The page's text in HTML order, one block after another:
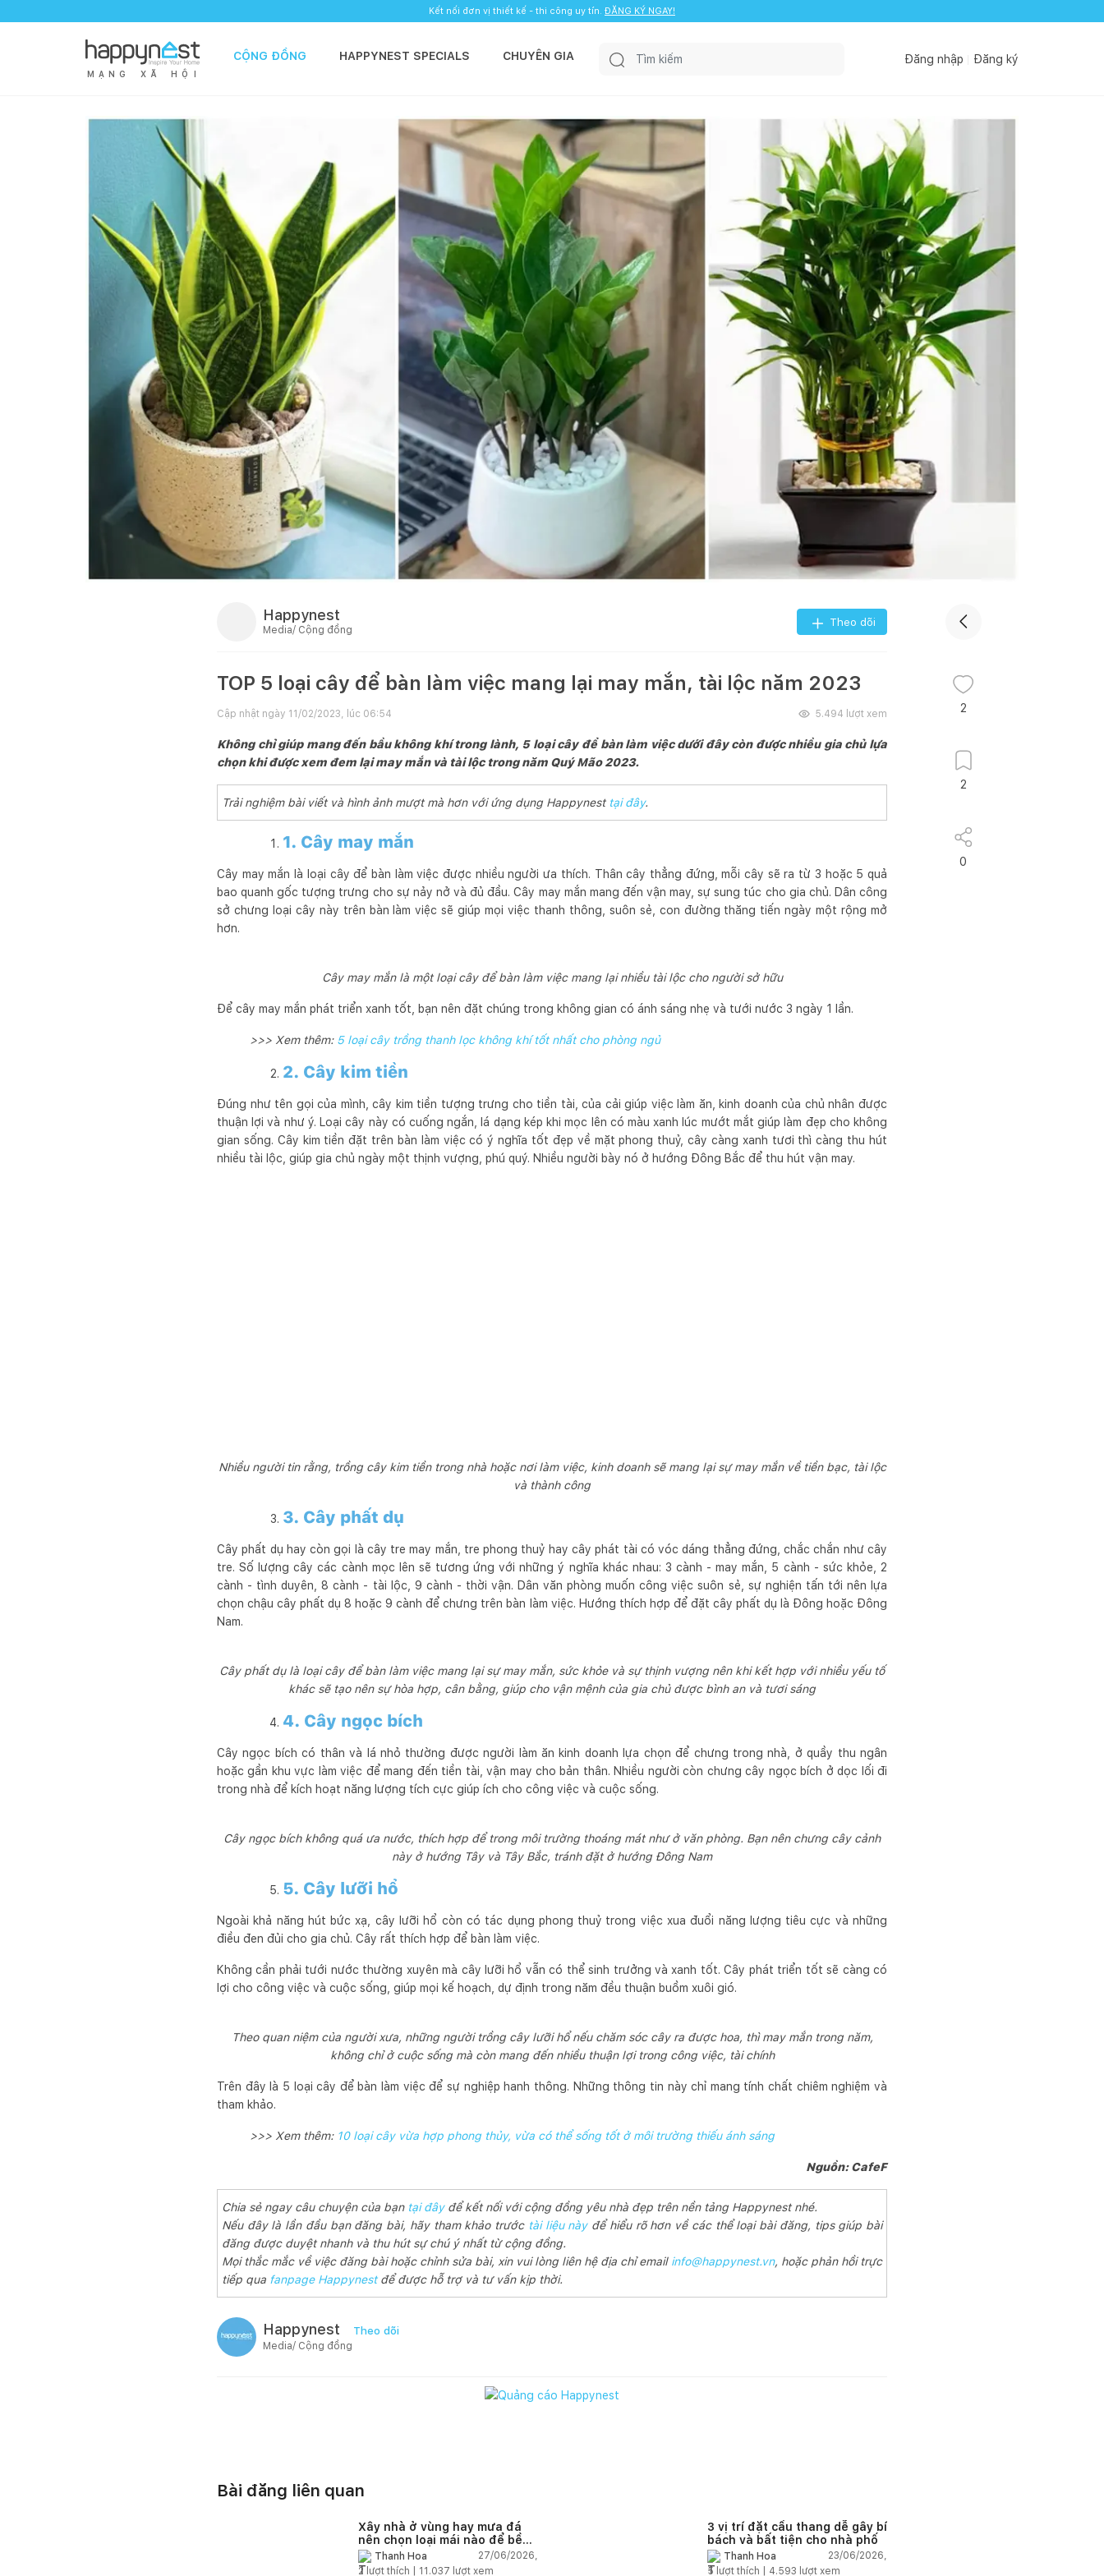
Kết nối đơn vị thiết kế - thi công uy tín. ĐĂNG KÝ NGAY!
M Ạ N G X Ã H Ộ I
CỘNG ĐỒNG HAPPYNEST SPECIALS CHUYÊN GIA Đăng nhập Đăng ký
Happynest
Media/ Cộng đồng
Theo dõi
TOP 5 loại cây để bàn làm việc mang lại may mắn, tài lộc năm 2023
Cập nhật ngày 11/02/2023, lúc 06:54 5.494 lượt xem
Không chỉ giúp mang đến bầu không khí trong lành, 5 loại cây để bàn làm việc dưới đây còn được nhiều gia chủ lựa
chọn khi được xem đem lại may mắn và tài lộc trong năm Quý Mão 2023.
Trải nghiệm bài viết và hình ảnh mượt mà hơn với ứng dụng Happynest tại đây.
1. Cây may mắn
Cây may mắn là loại cây để bàn làm việc được nhiều người ưa thích. Thân cây thẳng đứng, mỗi cây sẽ ra từ 3 hoặc 5 quả
bao quanh gốc tượng trưng cho sự nảy nở và đủ đầu. Cây may mắn mang đến vận may, sự sung túc cho gia chủ. Dân công
sở chưng loại cây này trên bàn làm việc sẽ giúp mọi việc thanh thông, suôn sẻ, con đường thăng tiến ngày một rộng mở
hơn.
Cây may mắn là một loại cây để bàn làm việc mang lại nhiều tài lộc cho người sở hữu
Để cây may mắn phát triển xanh tốt, bạn nên đặt chúng trong không gian có ánh sáng nhẹ và tưới nước 3 ngày 1 lần.
>>> Xem thêm: 5 loại cây trồng thanh lọc không khí tốt nhất cho phòng ngủ
2. Cây kim tiền
Đúng như tên gọi của mình, cây kim tiền tượng trưng cho tiền tài, của cải giúp việc làm ăn, kinh doanh của chủ nhân được
thuận lợi và như ý. Loại cây này có cuống ngắn, lá dạng kép khi mọc lên có màu xanh lúc mướt mắt giúp làm đẹp cho không
gian sống. Cây kim tiền đặt trên bàn làm việc có ý nghĩa tốt đẹp về mặt phong thuỷ, cây càng xanh tươi thì càng thu hút
nhiều tài lộc, giúp gia chủ ngày một thịnh vượng, phú quý. Nhiều người bày nó ở hướng Đông Bắc để thu hút vận may.
Nhiều người tin rằng, trồng cây kim tiền trong nhà hoặc nơi làm việc, kinh doanh sẽ mang lại sự may mắn về tiền bạc, tài lộc
và thành công
3. Cây phất dụ
Cây phất dụ hay còn gọi là cây tre may mắn, tre phong thuỷ hay cây phát tài có vóc dáng thẳng đứng, chắc chắn như cây
tre. Số lượng cây các cành mọc lên sẽ tương ứng với những ý nghĩa khác nhau: 3 cành - may mắn, 5 cành - sức khỏe, 2
cành - tình duyên, 8 cành - tài lộc, 9 cành - thời vận. Dân văn phòng muốn công việc suôn sẻ, sự nghiện tấn tới nên lựa
chọn chậu cây phất dụ 8 hoặc 9 cành để chưng trên bàn làm việc. Hướng thích hợp để đặt cây phất dụ là Đông hoặc Đông
Nam.
Cây phất dụ là loại cây để bàn làm việc mang lại sự may mắn, sức khỏe và sự thịnh vượng nên khi kết hợp với nhiều yếu tố
khác sẽ tạo nên sự hòa hợp, cân bằng, giúp cho vận mệnh của gia chủ được bình an và tươi sáng
4. Cây ngọc bích
Cây ngọc bích có thân và lá nhỏ thường được người làm ăn kinh doanh lựa chọn để chưng trong nhà, ở quầy thu ngân
hoặc gần khu vực làm việc để mang đến tiền tài, vận may cho bản thân. Nhiều người còn chưng cây ngọc bích ở dọc lối đi
trong nhà để kích hoạt năng lượng tích cực giúp ích cho công việc và cuộc sống.
Cây ngọc bích không quá ưa nước, thích hợp để trong môi trường thoáng mát như ở văn phòng. Bạn nên chưng cây cảnh
này ở hướng Tây và Tây Bắc, tránh đặt ở hướng Đông Nam
5. Cây lưỡi hổ
Ngoài khả năng hút bức xạ, cây lưỡi hổ còn có tác dụng phong thuỷ trong việc xua đuổi năng lượng tiêu cực và những
điều đen đủi cho gia chủ. Cây rất thích hợp để bàn làm việc.
Không cần phải tưới nước thường xuyên mà cây lưỡi hổ vẫn có thể sinh trưởng và xanh tốt. Cây phát triển tốt sẽ càng có
lợi cho công việc và cuộc sống, giúp mọi kế hoạch, dự định trong năm đều thuận buồm xuôi gió.
Theo quan niệm của người xưa, những người trồng cây lưỡi hổ nếu chăm sóc cây ra được hoa, thì may mắn trong năm,
không chỉ ở cuộc sống mà còn mang đến nhiều thuận lợi trong công việc, tài chính
Trên đây là 5 loại cây để bàn làm việc để sự nghiệp hanh thông. Những thông tin này chỉ mang tính chất chiêm nghiệm và
tham khảo.
>>> Xem thêm: 10 loại cây vừa hợp phong thủy, vừa có thể sống tốt ở môi trường thiếu ánh sáng
Nguồn: CafeF
Chia sẻ ngay câu chuyện của bạn tại đâyđể kết nối với cộng đồng yêu nhà đẹp trên nền tảng Happynest nhé.
Nếu đây là lần đầu bạn đăng bài, hãy tham khảo trướctài liệu nàyđể hiểu rõ hơn về các thể loại bài đăng, tips giúp bài
đăng được duyệt nhanh và thu hút sự chú ý nhất từ cộng đồng.
Mọi thắc mắc về việc đăng bài hoặc chỉnh sửa bài, xin vui lòng liên hệ địa chỉ email info@happynest.vn, hoặc phản hồi trực
tiếp qua fanpage Happynestđể được hỗ trợ và tư vấn kịp thời.
Happynest Theo dõi
Media/ Cộng đồng
Bài đăng liên quan
Xây nhà ở vùng hay mưa đá
nên chọn loại mái nào để bền
và an toàn?
Thanh Hoa
27/06/2026,
2 lượt thích | 11.037 lượt xem
3 vị trí đặt cầu thang dễ gây bí
bách và bất tiện cho nhà phố
Thanh Hoa
23/06/2026,
5 lượt thích | 4.593 lượt xem
2
2
0